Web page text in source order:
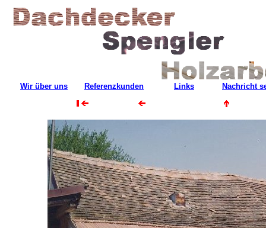
Wir über uns Referenzkunden Links Nachricht